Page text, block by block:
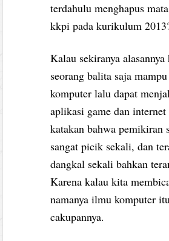
terdahulu menghapus
kkpi pada kurikulum
Kalau sekiranya alasannya
seorang balita saja
komputer lalu dapat
aplikasi game dan internet
katakan bahwa pemikiran
sangat picik sekali, dan
dangkal sekali bahkan
Karena kalau kita
namanya ilmu komputer
cakupannya.